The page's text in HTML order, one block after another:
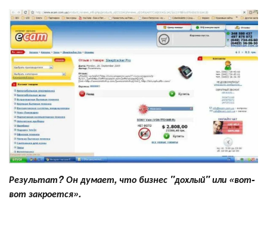
Результат? Он думает, что бизнес "дохлый" или «вот-
вот закроется».